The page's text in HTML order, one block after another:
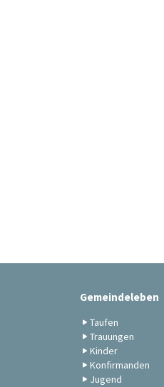
Gemeindeleben
Taufen
Trauungen
Kinder
Konfirmanden
Jugend